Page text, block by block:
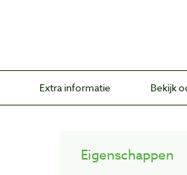
Extra informatie Bekijk
Eigenschappen